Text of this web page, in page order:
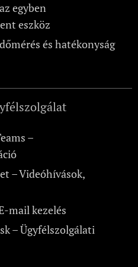
egyben
eszköz
és hatékonyság
–
– Videóhívások,
mail kezelés
– Ügyfélszolgálati